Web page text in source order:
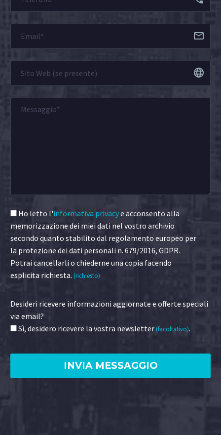
Ho letto l'informativa privacye acconsento alla
memorizzazione dei miei dati nel vostro archivio
secondo quanto stabilito dal regolamento europeo per
la protezione dei dati personali n. 679/2016, GDPR.
Potrai cancellarli o chiederne una copia facendo
esplicita richiesta. (richiesto)
Desideri ricevere informazioni aggiornate e offerte speciali
via email?
Sì, desidero ricevere la vostra newsletter(facoltativo).